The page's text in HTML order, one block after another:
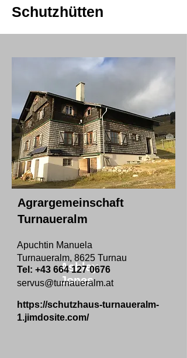
Schutzhütten
Agrargemeinschaft
Turnaueralm
Apuchtin Manuela
Ashley
Jones
Turnaueralm, 8625 Turnau
Tel: +43 664 127 0676
servus@turnaueralm.at
https://schutzhaus-turnaueralm-
1.jimdosite.com/